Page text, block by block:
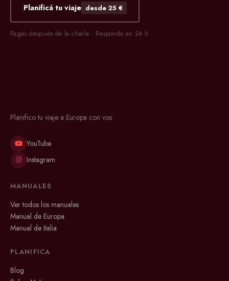
Planificá tu viaje desde 25 €
Pagás después de la charla · Respondo en 24 h
Planifico tu viaje a Europa con vos
YouTube
Instagram
MANUALES
Ver todos los manuales
Manual de Europa
Manual de Italia
PLANIFICA
Blog